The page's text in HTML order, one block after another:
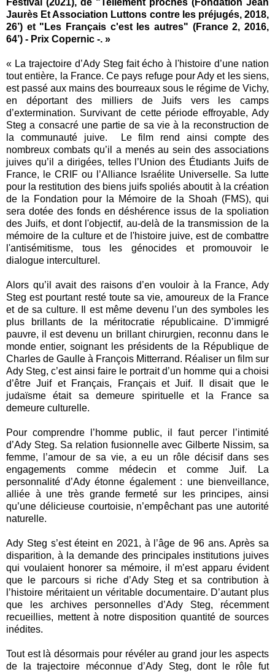
Jaurès Et Association Luttons contre les préjugés, 2018,
26’) et "Les Français c'est les autres" (France 2, 2016,
64’) - Prix Copernic -. »
« La trajectoire d’Ady Steg fait écho à l'histoire d’une nation
tout entière, la France. Ce pays refuge pour Ady et les siens,
est passé aux mains des bourreaux sous le régime de Vichy,
en déportant des milliers de Juifs vers les camps
d’extermination. Survivant de cette période effroyable, Ady
Steg a consacré une partie de sa vie à la reconstruction de
la communauté juive. Le film rend ainsi compte des
nombreux combats qu’il a menés au sein des associations
juives qu’il a dirigées, telles l’Union des Étudiants Juifs de
France, le CRIF ou l’Alliance Israélite Universelle. Sa lutte
pour la restitution des biens juifs spoliés aboutit à la création
de la Fondation pour la Mémoire de la Shoah (FMS), qui
sera dotée des fonds en déshérence issus de la spoliation
des Juifs, et dont l'objectif, au-delà de la transmission de la
mémoire de la culture et de l'histoire juive, est de combattre
l'antisémitisme, tous les génocides et promouvoir le
dialogue interculturel.
Alors qu’il avait des raisons d’en vouloir à la France, Ady
Steg est pourtant resté toute sa vie, amoureux de la France
et de sa culture. Il est même devenu l’un des symboles les
plus brillants de la méritocratie républicaine. D’immigré
pauvre, il est devenu un brillant chirurgien, reconnu dans le
monde entier, soignant les présidents de la République de
Charles de Gaulle à François Mitterrand. Réaliser un film sur
Ady Steg, c’est ainsi faire le portrait d’un homme qui a choisi
d’être Juif et Français, Français et Juif. Il disait que le
judaïsme était sa demeure spirituelle et la France sa
demeure culturelle.
Pour comprendre l’homme public, il faut percer l’intimité
d’Ady Steg. Sa relation fusionnelle avec Gilberte Nissim, sa
femme, l’amour de sa vie, a eu un rôle décisif dans ses
engagements comme médecin et comme Juif. La
personnalité d’Ady étonne également : une bienveillance,
alliée à une très grande fermeté sur les principes, ainsi
qu’une délicieuse courtoisie, n’empêchant pas une autorité
naturelle.
Ady Steg s’est éteint en 2021, à l’âge de 96 ans. Après sa
disparition, à la demande des principales institutions juives
qui voulaient honorer sa mémoire, il m’est apparu évident
que le parcours si riche d’Ady Steg et sa contribution à
l’histoire méritaient un véritable documentaire. D’autant plus
que les archives personnelles d’Ady Steg, récemment
recueillies, mettent à notre disposition quantité de sources
inédites.
Tout est là désormais pour révéler au grand jour les aspects
de la trajectoire méconnue d’Ady Steg, dont le rôle fut